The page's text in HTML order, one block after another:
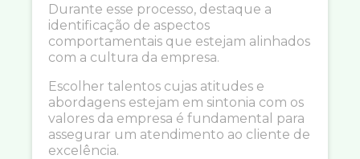
Durante esse processo, destaque a
identificação de aspectos
comportamentais que estejam alinhados
com a cultura da empresa.
Escolher talentos cujas atitudes e
abordagens estejam em sintonia com os
valores da empresa é fundamental para
assegurar um atendimento ao cliente de
excelência.